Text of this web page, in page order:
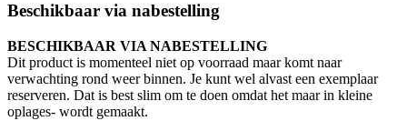
Beschikbaar via nabestelling
BESCHIKBAAR VIA NABESTELLING
Dit product is momenteel niet op voorraad maar komt naar
verwachting rond weer binnen. Je kunt wel alvast een exemplaar
reserveren. Dat is best slim om te doen omdat het maar in kleine
oplages- wordt gemaakt.